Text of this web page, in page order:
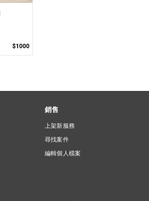
$1000
銷售
上架新服務
尋找案件
編輯個人檔案